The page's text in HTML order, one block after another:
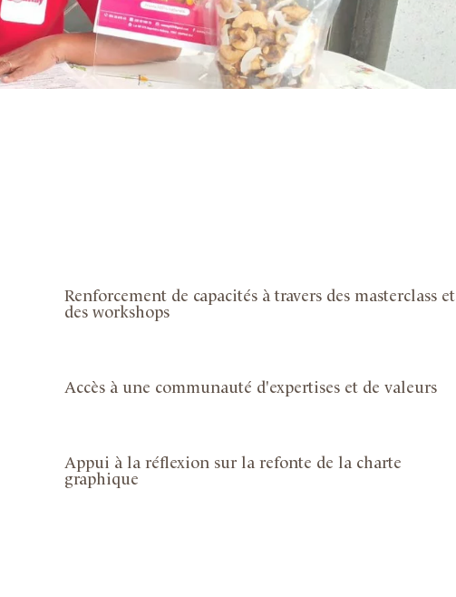
Renforcement de capacités à travers des masterclass et
des workshops
Accès à une communauté d'expertises et de valeurs
Appui à la réflexion sur la refonte de la charte
graphique